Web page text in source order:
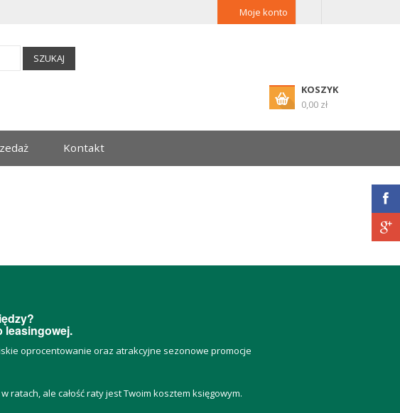
Moje konto
SZUKAJ
KOSZYK
0,00 zł
Kontakt
leasingowej.
oprocentowanie oraz atrakcyjne sezonowe promocje
ratach, ale całość raty jest Twoim kosztem księgowym.